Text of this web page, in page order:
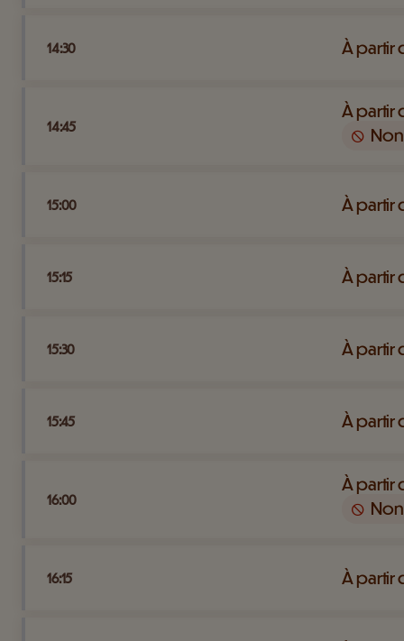
14:30 À partir
14:45
À partir
15:00 À partir
15:15 À partir
15:30 À partir
15:45 À partir
16:00
À partir
16:15 À partir